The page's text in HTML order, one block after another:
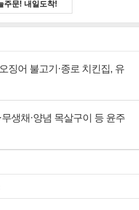
징어 불고기·종로 치킨집, 유
생채·양념 목살구이 등 윤주